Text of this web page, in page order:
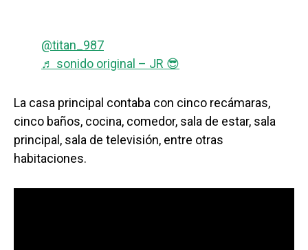
@titan_987
♬ sonido original – JR 😎
La casa principal contaba con cinco recámaras,
cinco baños, cocina, comedor, sala de estar, sala
principal, sala de televisión, entre otras
habitaciones.